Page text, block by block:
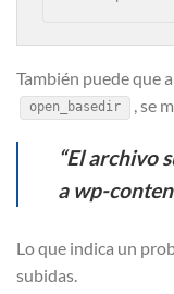
También puede que
open_basedir , se
“El archivo
a wp-
Lo que indica un
subidas.